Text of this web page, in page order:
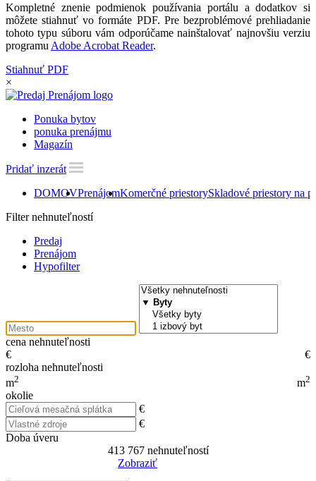
Kompletné znenie podmienok používania portálu a dodatkov si
môžete stiahnuť vo formáte PDF. Pre bezproblémové prehliadanie
tohoto typu súboru vám odporúčame nainštalovať najnovšiu verziu
programu Adobe Acrobat Reader.
Stiahnuť PDF
×
Ponuka bytov
ponuka prenájmu
Magazín
Pridať inzerát
DOMOVPrenájomKomerčné priestorySkladové priestory na
Filter nehnuteľností
Predaj
Prenájom
Hypofilter
cena nehnuteľnosti
€
€
rozloha nehnuteľnosti
m2 m2
okolie
€
€
Doba úveru
413 767nehnuteľností
Zobraziť